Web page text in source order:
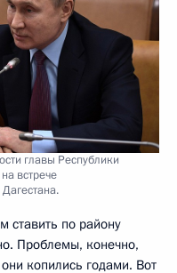
главы Республики
встрече
ставить по району
Проблемы, конечно,
копились годами. Вот